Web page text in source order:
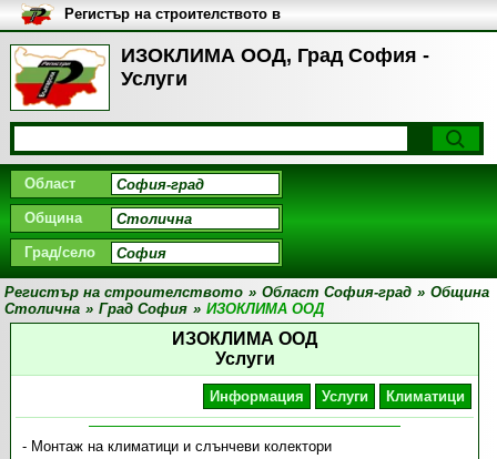
ИЗОКЛИМА ООД, Град София -
Услуги
Регистър на строителството в
България
Област
Община
Град/село
Регистър на строителството » Област София-град » Община
Столична » Град София » ИЗОКЛИМА ООД
ИЗОКЛИМА ООД
Услуги
Информация Услуги Климатици
- Монтаж на климатици и слънчеви колектори